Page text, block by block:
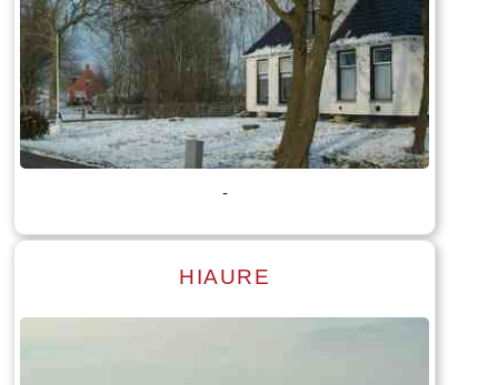
Lees meer
Tekst: © Foto: © Bauke Folkertsma
-
HIAURE